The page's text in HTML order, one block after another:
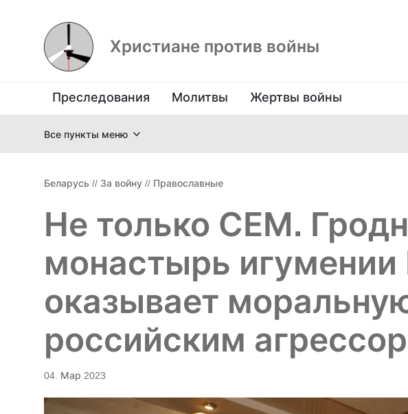
Христиане против войны
Преследования Молитвы Жертвы войны
Все пункты меню
Беларусь // За войну // Православные
Не только СЕМ.
монастырь игумении
оказывает
российским
04. Мар 2023